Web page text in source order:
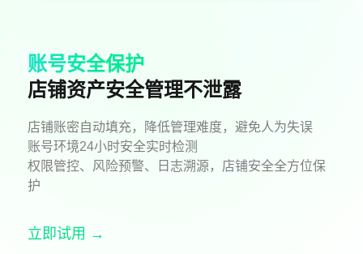
账号安全保护
店铺资产安全管理不泄露
店铺账密自动填充，降低管理难度，避免人为失误
账号环境24小时安全实时检测
权限管控、风险预警、日志溯源，店铺安全全方位保
护
立即试用 →